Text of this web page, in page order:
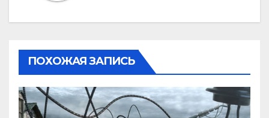
ПОХОЖАЯ ЗАПИСЬ